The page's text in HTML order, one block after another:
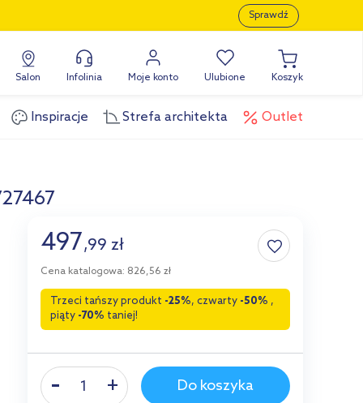
Sprawdź
Salon Infolinia Moje konto Ulubione Koszyk
Inspiracje Strefa architekta Outlet
497,99 zł
Cena katalogowa: 826,56 zł
Trzeci tańszy produkt -25%, czwarty -50% ,
piąty -70% taniej!
Do koszyka